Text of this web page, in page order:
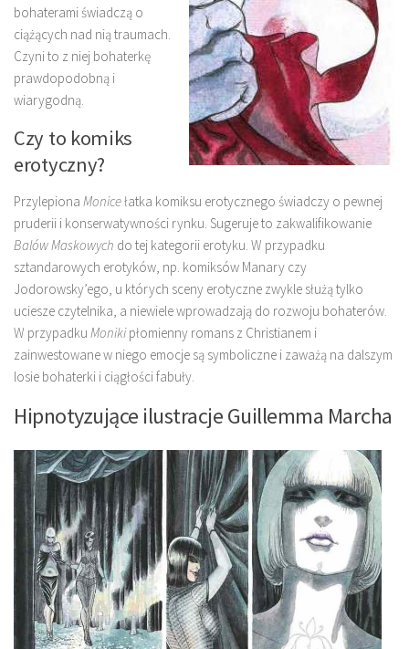
bohaterami świadczą o
ciążących nad nią traumach.
Czyni to z niej bohaterkę
prawdopodobną i
wiarygodną.
Czy to komiks
erotyczny?
Przylepiona Monicełatka komiksu erotycznego świadczy o pewnej
pruderii i konserwatywności rynku. Sugeruje to zakwalifikowanie
Balów Maskowych do tej kategorii erotyku. W przypadku
sztandarowych erotyków, np. komiksów Manary czy
Jodorowsky’ego, u których sceny erotyczne zwykle służą tylko
uciesze czytelnika, a niewiele wprowadzają do rozwoju bohaterów.
W przypadku Monikipłomienny romans z Christianem i
zainwestowane w niego emocje są symboliczne i zaważą na dalszym
losie bohaterki i ciągłości fabuły.
Hipnotyzujące ilustracje Guillemma Marcha